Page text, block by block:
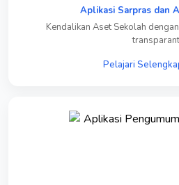
Aplikasi Sarpras dan
Kendalikan Aset Sekolah
transparant
Pelajari